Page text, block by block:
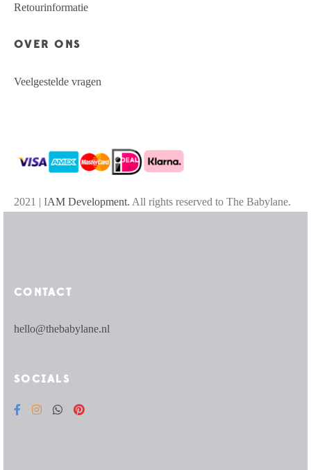
Retourinformatie
OVER ONS
Veelgestelde vragen
2021 | IAM Development. All rights reserved to The Babylane.
CONTACT
hello@thebabylane.nl
SOCIALS